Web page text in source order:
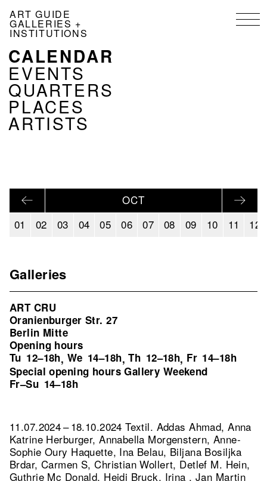
main
ART GUIDE
GALLERIES +
INSTITUTIONS
NAVIGATION
KALENDER
EN
CALENDAR
EVENTS
QUARTERS
PLACES
ARTISTS
OCT
01
02 03 04 05 06 07 08 09 10 11 12
Galleries
ART CRU
Oranienburger Str. 27
Berlin Mitte
Opening hours
Tu 12–18h, We 14–18h,Th 12–18h, Fr 14–18h
Special opening hours Gallery Weekend
Fr–Su 14–18h
11.07.2024 – 18.10.2024 Textil. Addas Ahmad, Anna
Katrine Herburger, Annabella Morgenstern, Anne-
Sophie Oury Haquette, Ina Belau, Biljana Bosiljka
Brdar, Carmen S, Christian Wollert, Detlef M. Hein,
Guthrie Mc Donald, Heidi Bruck, Irina , Jan Martin